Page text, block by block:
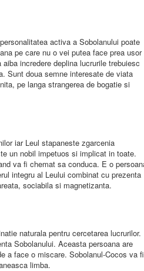
activa a Sobolanului poate
pe care nu o vei putea face prea usor
incredere deplina lucrurile trebuiesc
Sunt doua semne interesate de viata
pe langa strangerea de bogatie si
iar Leul stapaneste zgarcenia
un nobil impetuos si implicat in toate.
va fi chemat sa conduca. E o
integru al Leului combinat cu prezenta
sociabila si magnetizanta.
naturala pentru cercetarea lucrurilor.
Sobolanului. Aceasta persoana are
a face o miscare. Sobolanul-Cocos va fi
limba.